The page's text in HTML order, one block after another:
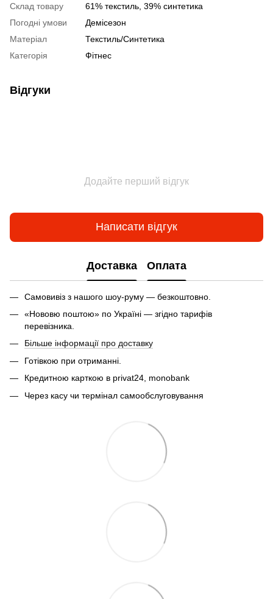
Склад товару
61% текстиль, 39% синтетика
Погодні умови
Демісезон
Матеріал
Текстиль/Синтетика
Категорія
Фітнес
Відгуки
Додайте перший відгук
Написати відгук
Доставка Оплата
Самовивіз з нашого шоу-руму — безкоштовно.
«Нововю поштою» по Україні — згідно тарифів
перевізника.
Більше інформації про доставку
Готівкою при отриманні.
Кредитною карткою в privat24, monobank
Через касу чи термінал самообслуговування